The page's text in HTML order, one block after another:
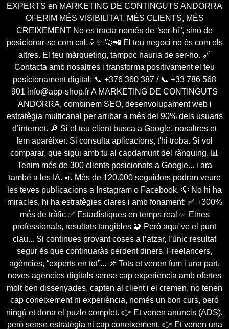
EXPERTS en MARKETING DE CONTINGUTS ANDORRA
OFERIM MÉS VISIBILITAT, MÉS CLIENTS, MÉS
CREIXEMENT No es tracta només de “ser-hi”, sinó de
posicionar-se com cal.💡✨ 🚀📲 El teu negoci no és com els
altres. El teu màrqueting, tampoc hauria de ser-ho. 🔗
Contacta amb nosaltres i transforma positivament el teu
posicionament digital: 📞 +376 360 387 / 📞 +33 786 568
901 info@app-shop.fr A MARKETING DE CONTINGUTS
ANDORRA, combinem SEO, desenvolupament web i
estratègia multicanal per arribar a més del 90% dels usuaris
d’internet. 🔎 Si el teu client busca a Google, nosaltres et
fem aparèixer. Si consulta aplicacions, t'hi troba. Si vol
comparar, que sigui amb tu al capdamunt del rànquing. 📊
Tenim més de 300 clients posicionats a Google... i ara
també a les IA. 📣 Més de 120.000 seguidors podran veure
les teves publicacions a Instagram o Facebook. 💡 No hi ha
miracles, hi ha estratègies clares i amb fonament: ✅ +300%
més de tràfic ✅ Estadístiques en temps real ✅ Eines
professionals, resultats tangibles 🧩 Però aquí ve el punt
clau... Si continues provant coses a l’atzar, l’únic resultat
segur és que continuaràs perdent diners. Freelancers,
agències, “experts en tot”... 📌 Tots et venen fum i una part,
noves agències digitals sense cap experiència amb ofertes
molt ben dissenyades, capten al client i el cremen, no tenen
cap coneixement ni experiència, només un bon curs, però
ningú et dona el puzle complet. 👉 Et venen anuncis (ADS),
però sense estratègia ni cap coneixement. 👉 Et venen una